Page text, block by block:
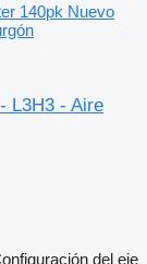
140pk Nuevo
L3H3 - Aire
del eje